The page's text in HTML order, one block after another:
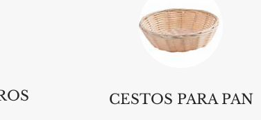
CESTOS PARA PAN